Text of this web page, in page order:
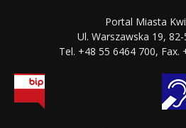
Portal Miasta
Ul. Warszawska 19,
Tel. +48 55 6464 700, Fax.